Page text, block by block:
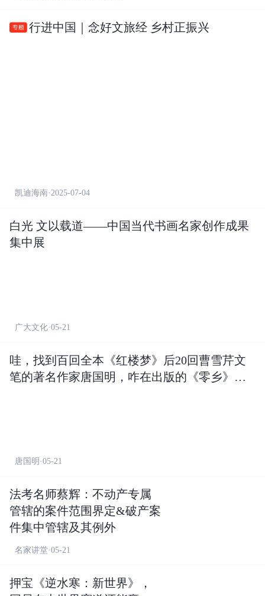
 行进中国｜念好文旅经 乡村正振兴
凯迪海南·2025-07-04
白光 文以载道——中国当代书画名家创作成果
集中展
广大文化·05-21
哇，找到百回全本《红楼梦》后20回曹雪芹文
笔的著名作家唐国明，咋在出版的《零乡》里
唐国明·05-21
法考名师蔡辉：不动产专属
管辖的案件范围界定&破产案
件集中管辖及其例外
名家讲堂·05-21
押宝《逆水寒：新世界》，